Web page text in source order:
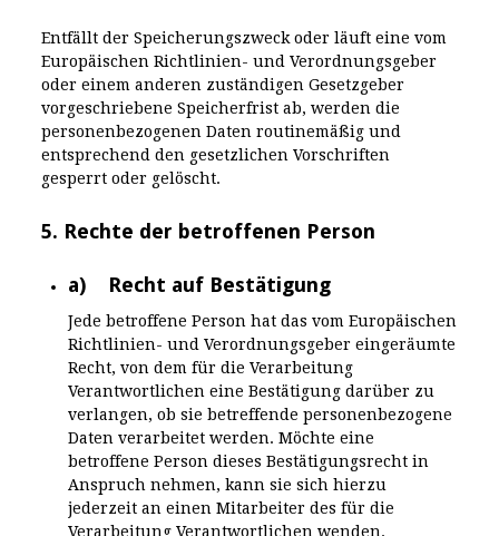
Entfällt der Speicherungszweck oder läuft eine vom
Europäischen Richtlinien- und Verordnungsgeber
oder einem anderen zuständigen Gesetzgeber
vorgeschriebene Speicherfrist ab, werden die
personenbezogenen Daten routinemäßig und
entsprechend den gesetzlichen Vorschriften
gesperrt oder gelöscht.
5. Rechte der betroffenen Person
a) Recht auf Bestätigung
Jede betroffene Person hat das vom Europäischen
Richtlinien- und Verordnungsgeber eingeräumte
Recht, von dem für die Verarbeitung
Verantwortlichen eine Bestätigung darüber zu
verlangen, ob sie betreffende personenbezogene
Daten verarbeitet werden. Möchte eine
betroffene Person dieses Bestätigungsrecht in
Anspruch nehmen, kann sie sich hierzu
jederzeit an einen Mitarbeiter des für die
Verarbeitung Verantwortlichen wenden.